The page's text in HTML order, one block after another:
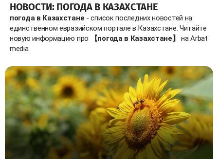
НОВОСТИ: ПОГОДА В КАЗАХСТАНЕ
погода в Казахстане - список последних новостей на
единственном евразийском портале в Казахстане. Читайте
новую информацию про
【погода в Казахстане】
на Arbat
media